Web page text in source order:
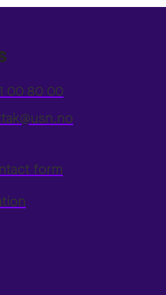
00 80 00
form